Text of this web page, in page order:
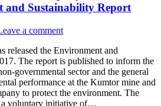
and Sustainability Report
a comment
released the Environment and
The report is published to inform the
governmental sector and the general
performance at the Kumtor mine and
to protect the environment. The
a voluntary initiative of…